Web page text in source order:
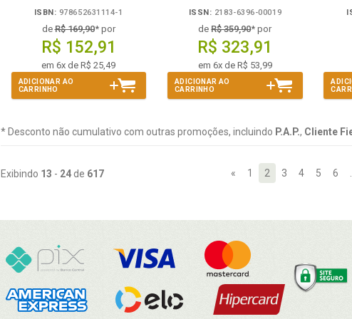
ISBN: 978652631114-1
deR$ 169,90* por
R$ 152,91
em 6x de R$ 25,49
ADICIONAR AO
CARRINHO
ISSN: 2183-6396-00019
deR$ 359,90* por
R$ 323,91
em 6x de R$ 53,99
ADICIONAR AO
CARRINHO
* Desconto não cumulativo com outras promoções, incluindo P.A.P., Cliente
Exibindo 13 - 24de 617 « 1 2 3 4 5 6